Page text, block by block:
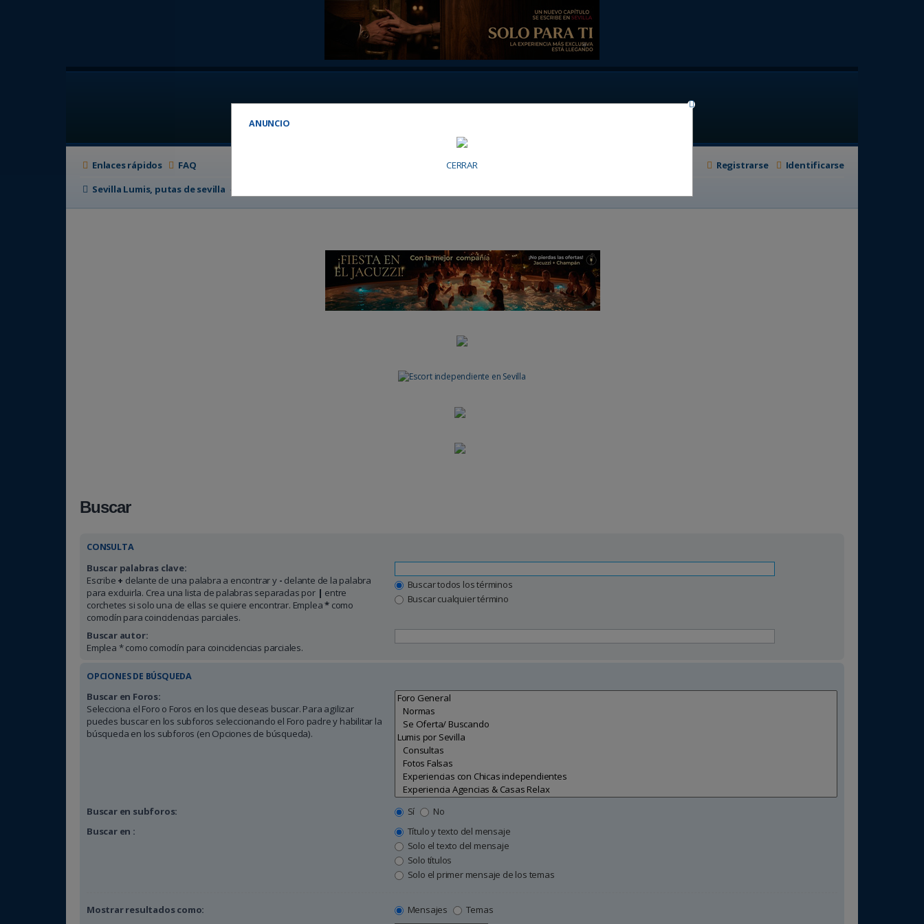
Enlaces rápidos FAQ Identificarse
Registrarse
Sevilla Lumis, putas de sevilla
Buscar
CONSULTA
Buscar palabras clave:
Escribe + delante de una palabra a encontrar y - delante de la palabra
para excluirla. Crea una lista de palabras separadas por | entre
corchetes si solo una de ellas se quiere encontrar. Emplea*como
comodín para coincidencias parciales.
Buscar todos los términos
Buscar cualquier término
Buscar autor:
Emplea * como comodín para coincidencias parciales.
OPCIONES DE BÚSQUEDA
Buscar en Foros:
Selecciona el Foro o Foros en los que deseas buscar. Para agilizar
puedes buscar en los subforos seleccionando el Foro padre y habilitar la
búsqueda en los subforos (en Opciones de búsqueda).
Buscar en subforos: Sí
No
Buscar en :
Título y texto del mensaje
Solo el texto del mensaje
Solo títulos
Solo el primer mensaje de los temas
Mostrar resultados como: Mensajes
Temas
ANUNCIO
CERRAR